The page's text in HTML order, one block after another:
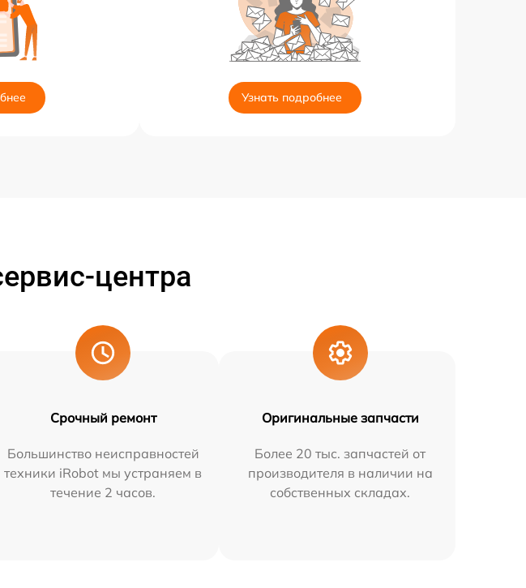
Узнать подробнее
центра
Срочный ремонт
Большинство неисправностей
техники iRobot мы устраняем в
течение 2 часов.
Оригинальные запчасти
Более 20 тыс. запчастей от
производителя в наличии на
собственных складах.